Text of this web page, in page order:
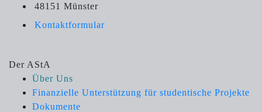
48151 Münster
Kontaktformular
Der AStA
Über Uns
Finanzielle Unterstützung für studentische Projekte
Dokumente